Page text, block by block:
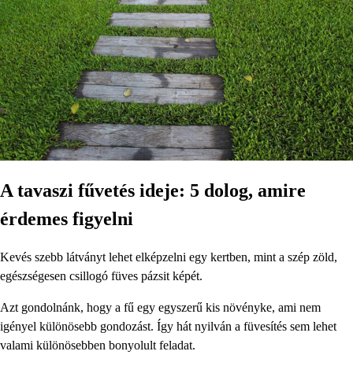
A tavaszi fűvetés ideje: 5 dolog, amire
érdemes figyelni
Kevés szebb látványt lehet elképzelni egy kertben, mint a szép zöld,
egészségesen csillogó füves pázsit képét.
Azt gondolnánk, hogy a fű egy egyszerű kis növényke, ami nem
igényel különösebb gondozást. Így hát nyilván a füvesítés sem lehet
valami különösebben bonyolult feladat.